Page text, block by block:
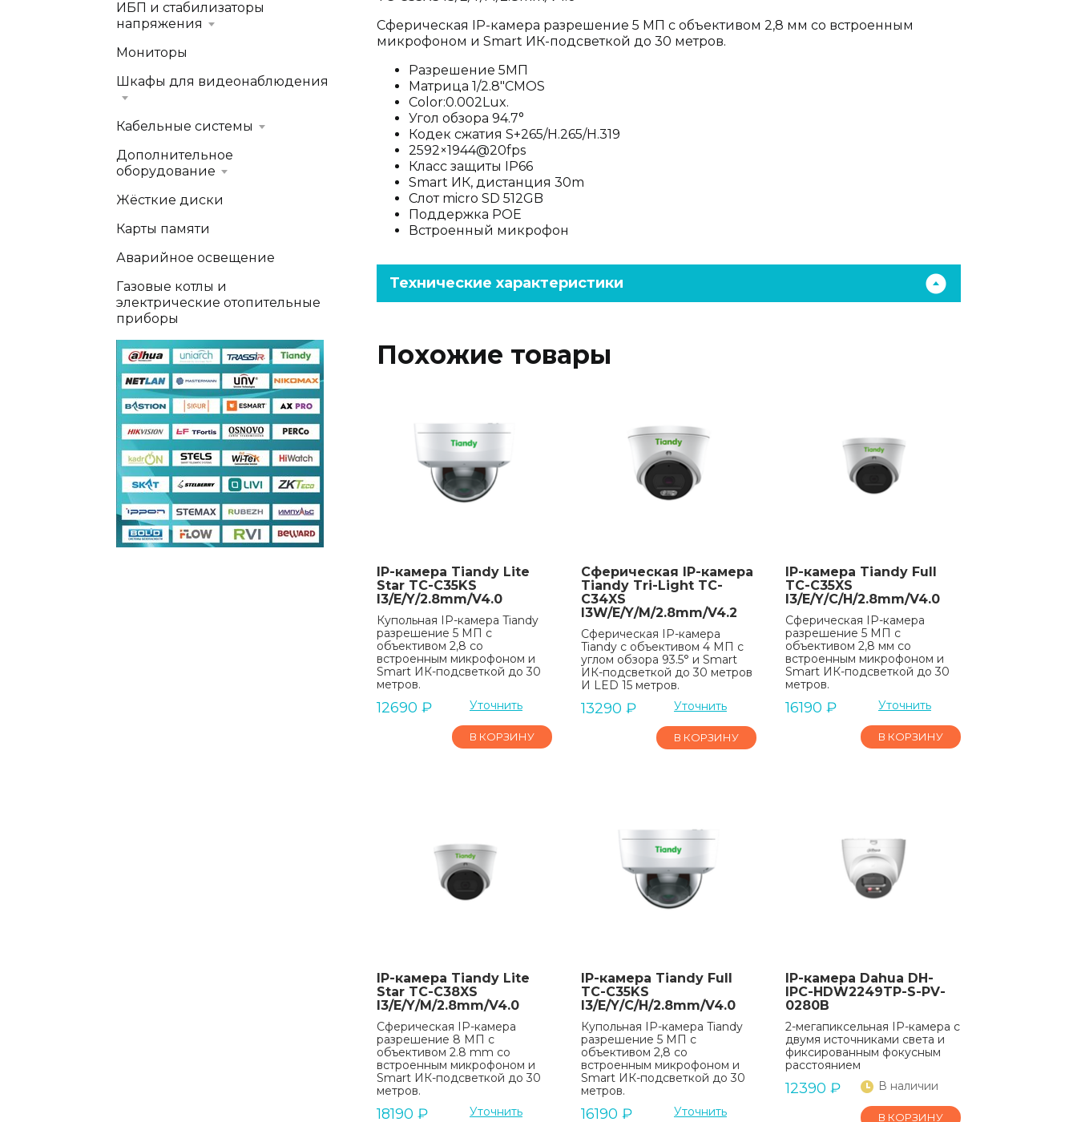
Сферическая IP-камера разрешение 5 МП с объективом 2,8 мм со встроенным
микрофоном и Smart ИК-подсветкой до 30 метров.
Разрешение 5МП
Матрица 1/2.8"CMOS
Color:0.002Lux.
Угол обзора 94.7°
Кодек сжатия S+265/H.265/H.319
2592×1944@20fps
Класс защиты IP66
Smart ИК, дистанция 30m
Слот micro SD 512GB
Поддержка POE
Встроенный микрофон
Технические характеристики
Похожие товары
IP-камера Tiandy Lite
Star TC-C35KS
I3/E/Y/2.8mm/V4.0
Купольная IP-камера Tiandy
разрешение 5 МП с
объективом 2,8 со
встроенным микрофоном и
Smart ИК-подсветкой до 30
метров.
12690 ₽ Уточнить
В КОРЗИНУ
Сферическая IP-камера
Tiandy Tri-Light TC-
C34XS
I3W/E/Y/M/2.8mm/V4.2
Сферическая IP-камера
Tiandy с объективом 4 МП с
углом обзора 93.5° и Smart
ИК-подсветкой до 30 метров
И LED 15 метров.
13290 ₽ Уточнить
В КОРЗИНУ
IP-камера Tiandy Full
TC-C35XS
I3/E/Y/C/H/2.8mm/V4.0
Сферическая IP-камера
разрешение 5 МП с
объективом 2,8 мм со
встроенным микрофоном и
Smart ИК-подсветкой до 30
метров.
16190 ₽ Уточнить
В КОРЗИНУ
IP-камера Tiandy Lite
Star TC-C38XS
I3/E/Y/M/2.8mm/V4.0
Сферическая IP-камера
разрешение 8 МП с
объективом 2.8 mm со
встроенным микрофоном и
Smart ИК-подсветкой до 30
метров.
18190 ₽ Уточнить
IP-камера Tiandy Full
TC-C35KS
I3/E/Y/C/H/2.8mm/V4.0
Купольная IP-камера Tiandy
разрешение 5 МП с
объективом 2,8 со
встроенным микрофоном и
Smart ИК-подсветкой до 30
метров.
16190 ₽ Уточнить
IP-камера Dahua DH-
IPC-HDW2249TP-S-PV-
0280B
2-мегапиксельная IP-камера с
двумя источниками света и
фиксированным фокусным
расстоянием
12390 ₽ В наличии
В КОРЗИНУ
ИБП и стабилизаторы
напряжения
Мониторы
Шкафы для видеонаблюдения
Кабельные системы
Дополнительное
оборудование
Жёсткие диски
Карты памяти
Аварийное освещение
Газовые котлы и
электрические отопительные
приборы